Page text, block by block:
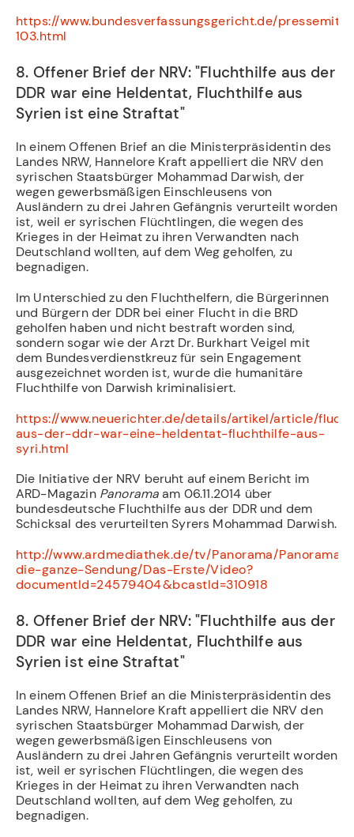
https://www.bundesverfassungsgericht.de/
103.html
8. Offener Brief der NRV: "Fluchthilfe aus der
DDR war eine Heldentat, Fluchthilfe aus
Syrien ist eine Straftat"
In einem Offenen Brief an die Ministerpräsidentin des
Landes NRW, Hannelore Kraft appelliert die NRV den
syrischen Staatsbürger Mohammad Darwish, der
wegen gewerbsmäßigen Einschleusens von
Ausländern zu drei Jahren Gefängnis verurteilt worden
ist, weil er syrischen Flüchtlingen, die wegen des
Krieges in der Heimat zu ihren Verwandten nach
Deutschland wollten, auf dem Weg geholfen, zu
begnadigen.
Im Unterschied zu den Fluchthelfern, die Bürgerinnen
und Bürgern der DDR bei einer Flucht in die BRD
geholfen haben und nicht bestraft worden sind,
sondern sogar wie der Arzt Dr. Burkhart Veigel mit
dem Bundesverdienstkreuz für sein Engagement
ausgezeichnet worden ist, wurde die humanitäre
Fluchthilfe von Darwish kriminalisiert.
https://www.neuerichter.de/details/artikel/article/
aus-der-ddr-war-eine-heldentat-fluchthilfe-aus-
syri.html
Die Initiative der NRV beruht auf einem Bericht im
ARD-MagazinPanoramaam 06.11.2014 über
bundesdeutsche Fluchthilfe aus der DDR und dem
Schicksal des verurteilten Syrers Mohammad Darwish.
http://www.ardmediathek.de/tv/Panorama/Panorama-
die-ganze-Sendung/Das-Erste/Video?
documentId=24579404&bcastId=310918
8. Offener Brief der NRV: "Fluchthilfe aus der
DDR war eine Heldentat, Fluchthilfe aus
Syrien ist eine Straftat"
In einem Offenen Brief an die Ministerpräsidentin des
Landes NRW, Hannelore Kraft appelliert die NRV den
syrischen Staatsbürger Mohammad Darwish, der
wegen gewerbsmäßigen Einschleusens von
Ausländern zu drei Jahren Gefängnis verurteilt worden
ist, weil er syrischen Flüchtlingen, die wegen des
Krieges in der Heimat zu ihren Verwandten nach
Deutschland wollten, auf dem Weg geholfen, zu
begnadigen.